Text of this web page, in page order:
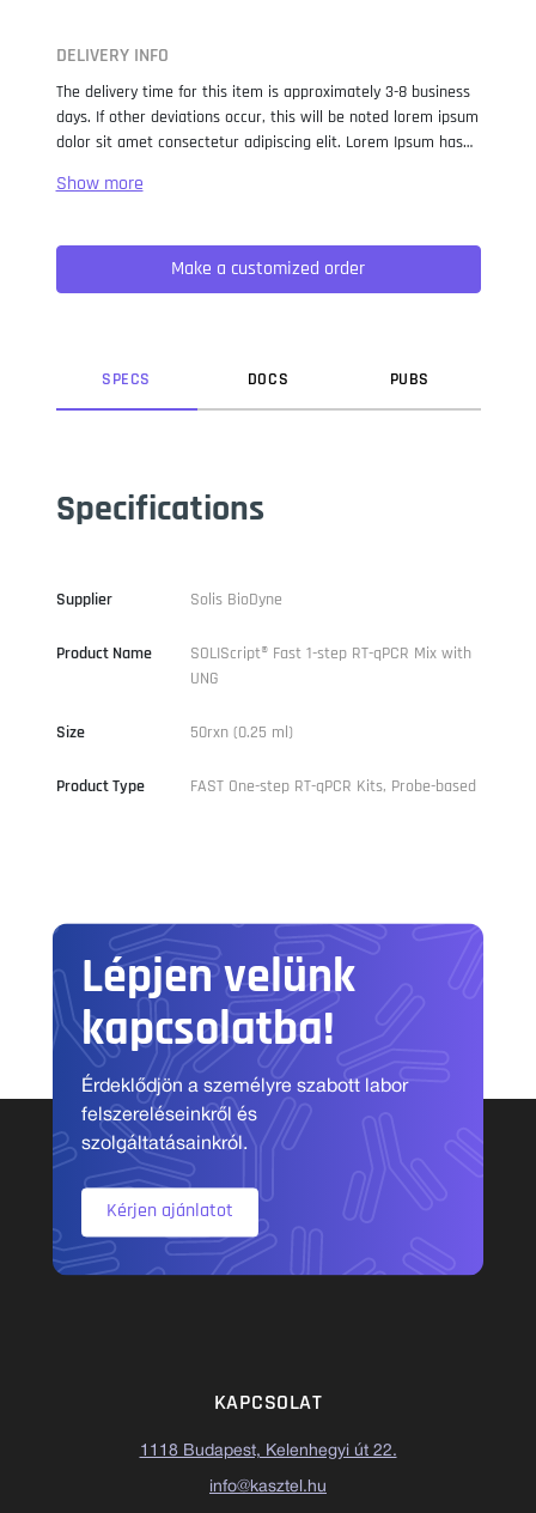
DELIVERY INFO
The delivery time for this item is approximately 3-8 business
days. If other deviations occur, this will be noted lorem ipsum
dolor sit amet consectetur adipiscing elit. Lorem Ipsum has
when an unknown printer took a galley of type and
not only five centuries, but also the leap into electronic
typesetting, remaining essentially unchanged. It was
popularised in the 1960s with the release of Letraset sheets
Make a customized order
SPECS DOCS PUBS
Specifications
Supplier Solis BioDyne
Product Name
SOLIScript®️ Fast 1-step RT-qPCR Mix with
UNG
Size 50rxn (0.25 ml)
Product Type FAST One-step RT-qPCR Kits, Probe-based
Lépjen velünk
kapcsolatba!
Érdeklődjön a személyre szabott labor
felszereléseinkről és
szolgáltatásainkról.
Kérjen ajánlatot
KAPCSOLAT
1118 Budapest, Kelenhegyi út 22.
info@kasztel.hu